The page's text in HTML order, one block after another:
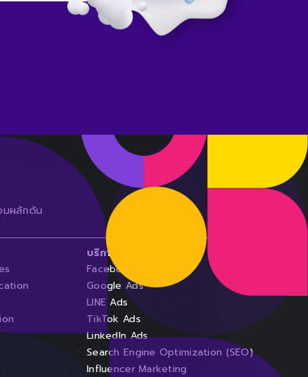
มผลักดัน
บริการของเรา
Facebook/IG Ads
Google Ads
LINE Ads
TikTok Ads
LinkedIn Ads
Search Engine Optimization (SEO)
Influencer Marketing